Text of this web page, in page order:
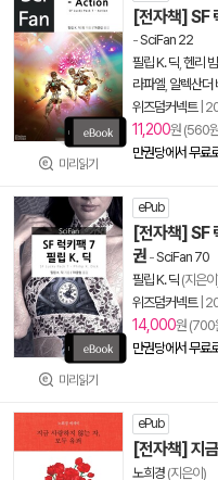
미리읽기
[전자책] SF
-SciFan 22
필립 K. 딕 헨리
라파엘 알렉산더
위즈덤커넥트|
11,200원 (560
만권당에서 무료
미리읽기
ePub
[전자책] SF
권 -SciFan 70
필립 K. 딕 (지은
위즈덤커넥트|
14,000원 (700
만권당에서 무료
ePub
[전자책] 지
노희경 (지은이)